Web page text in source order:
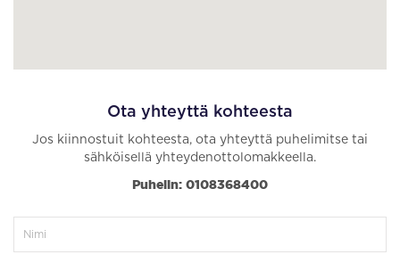
Ota yhteyttä kohteesta
Jos kiinnostuit kohteesta, ota yhteyttä puhelimitse tai
sähköisellä yhteydenottolomakkeella.
Puhelin: 0108368400